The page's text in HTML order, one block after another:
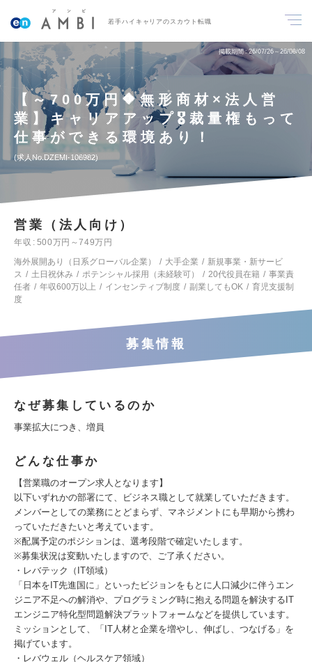
若手ハイキャリアのスカウト転職
掲載期間 26/07/26～26/08/08
【～700万円🔶無形商材×法人営
業】キャリアアップ🎖️裁量権もって
仕事ができる環境あり！
求人No.DZEMI-106982
営業（法人向け）
年収
500万円～749万円
海外展開あり（日系グローバル企業）
大手企業
新規事業・新サービ
ス
土日祝休み ポテンシャル採用（未経験可） 20代役員在籍
事業責
任者
年収600万以上 インセンティブ制度 副業してもOK
育児支援制
度
募集情報
なぜ募集しているのか
事業拡大につき、増員
どんな仕事か
【営業職のオープン求人となります】
以下いずれかの部署にて、ビジネス職として就業していただきます。
メンバーとしての業務にとどまらず、マネジメントにも早期から携わ
っていただきたいと考えています。
※配属予定のポジションは、選考段階で確定いたします。
※募集状況は変動いたしますので、ご了承ください。
・レバテック（IT領域）
「日本をIT先進国に」といったビジョンをもとに人口減少に伴うエン
ジニア不足への解消や、プログラミング時に抱える問題を解決するIT
エンジニア特化型問題解決プラットフォームなどを提供しています。
ミッションとして、「IT人材と企業を増やし、伸ばし、つなげる」を
掲げています。
・レバウェル（ヘルスケア領域）